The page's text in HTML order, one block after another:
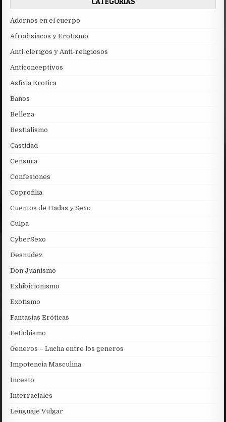
Adornos en el cuerpo
Afrodisiacos y Erotismo
Anti-clerigos y Anti-religiosos
Anticonceptivos
Asfixia Erotica
Baños
Belleza
Bestialismo
Castidad
Censura
Confesiones
Coprofilia
Cuentos de Hadas y Sexo
Culpa
CyberSexo
Desnudez
Don Juanismo
Exhibicionismo
Exotismo
Fantasias Eróticas
Fetichismo
Generos – Lucha entre los generos
Impotencia Masculina
Incesto
Interraciales
Lenguaje Vulgar